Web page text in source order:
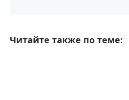
Читайте также по теме: